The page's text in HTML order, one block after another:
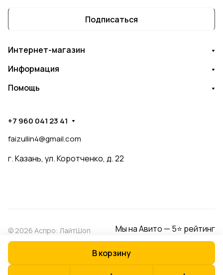
В корзину
Подписаться
Интернет-магазин
Информация
Помощь
+7 960 041 23 41
faizullin4@gmail.com
г. Казань, ул. Коротченко, д. 22
© 2026 Аспро: ЛайтШоп Мы на Авито — 5⭐ рейтинг
Оферта
Разработано в